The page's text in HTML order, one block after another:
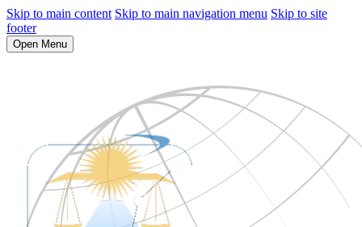
Skip to main content Skip to main navigation menu Skip to site
footer
Open Menu